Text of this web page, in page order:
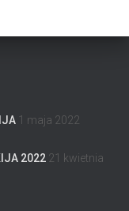
1 maja 2022
2022 21 kwietnia